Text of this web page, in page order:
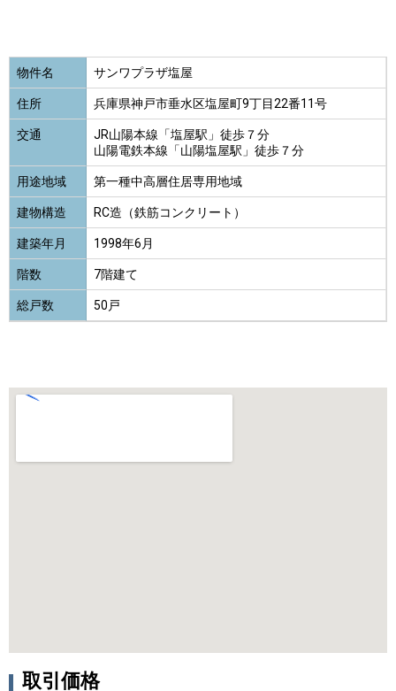
物件名 サンワプラザ塩屋
住所 兵庫県神戸市垂水区塩屋町9丁目22番11号
交通
JR山陽本線「塩屋駅」徒歩７分
山陽電鉄本線「山陽塩屋駅」徒歩７分
用途地域 第一種中高層住居専用地域
建物構造 RC造（鉄筋コンクリート）
建築年月 1998年6月
階数 7階建て
総戸数 50戸
取引価格